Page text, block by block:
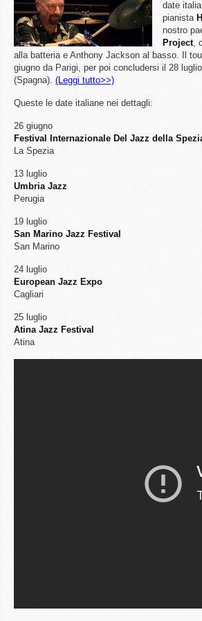
date
pianista
nostro
Project,
alla batteria e Anthony Jackson al basso. Il
giugno da Parigi, per poi concludersi il 28
(Spagna). (Leggi tutto>>)
Queste le date italiane nei dettagli:
26 giugno
Festival Internazionale Del Jazz della
La Spezia
13 luglio
Umbria Jazz
Perugia
19 luglio
San Marino Jazz Festival
San Marino
24 luglio
European Jazz Expo
Cagliari
25 luglio
Atina Jazz Festival
Atina